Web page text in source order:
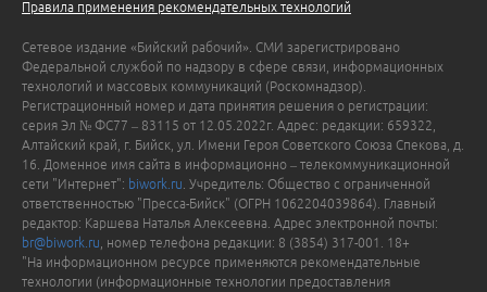
Правила применения рекомендательных технологий
Сетевое издание «Бийский рабочий». СМИ зарегистрировано
Федеральной службой по надзору в сфере связи, информационных
технологий и массовых коммуникаций (Роскомнадзор).
Регистрационный номер и дата принятия решения о регистрации:
серия Эл № ФС77 – 83115 от 12.05.2022г. Адрес: редакции: 659322,
Алтайский край, г. Бийск, ул. Имени Героя Советского Союза Спекова, д.
16. Доменное имя сайта в информационно – телекоммуникационной
сети "Интернет": biwork.ru . Учредитель: Общество с ограниченной
ответственностью "Пресса-Бийск" (ОГРН 1062204039864). Главный
редактор: Каршева Наталья Алексеевна. Адрес электронной почты:
br@biwork.ru , номер телефона редакции: 8 (3854) 317-001. 18+
"На информационном ресурсе применяются рекомендательные
технологии (информационные технологии предоставления